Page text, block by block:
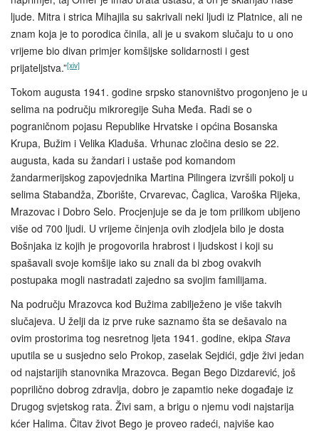
ljude. Mitra i strica Mihajila su sakrivali neki ljudi iz Platnice, ali ne
znam koja je to porodica činila, ali je u svakom slučaju to u ono
vrijeme bio divan primjer komšijske solidarnosti i gest
prijateljstva.”[xiv]
Tokom augusta 1941. godine srpsko stanovništvo progonjeno je u
selima na području mikroregije Suha Međa. Radi se o
pograničnom pojasu Republike Hrvatske i općina Bosanska
Krupa, Bužim i Velika Kladuša. Vrhunac zločina desio se 22.
augusta, kada su žandari i ustaše pod komandom
žandarmerijskog zapovjednika Martina Pilingera izvršili pokolj u
selima Stabandža, Zborište, Crvarevac, Čaglica, Varoška Rijeka,
Mrazovac i Dobro Selo. Procjenjuje se da je tom prilikom ubijeno
više od 700 ljudi. U vrijeme činjenja ovih zlodjela bilo je dosta
Bošnjaka iz kojih je progovorila hrabrost i ljudskost i koji su
spašavali svoje komšije iako su znali da bi zbog ovakvih
postupaka mogli nastradati zajedno sa svojim familijama.
Na području Mrazovca kod Bužima zabilježeno je više takvih
slučajeva. U želji da iz prve ruke saznamo šta se dešavalo na
ovim prostorima tog nesretnog ljeta 1941. godine, ekipa Stava
uputila se u susjedno selo Prokop, zaselak Sejdići, gdje živi jedan
od najstarijih stanovnika Mrazovca. Began Bego Dizdarević, još
poprilično dobrog zdravlja, dobro je zapamtio neke događaje iz
Drugog svjetskog rata. Živi sam, a brigu o njemu vodi najstarija
kćer Halima. Čitav život Bego je proveo radeći, najviše kao